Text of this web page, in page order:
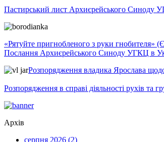
Пастирський лист Архиєрейського Синоду
«Рятуйте пригнобленого з руки гнобителя»
Послання Архиєрейського Синоду УГКЦ в
Розпорядження владика Ярослава щодо
Розпорядження в справі діяльності рухів та
Архів
серпня 2026 (2)